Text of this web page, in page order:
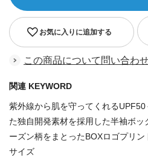
お気に入りに追加する
この商品について問い合わ
関連 KEYWORD
紫外線から肌を守ってくれる
た独自開発素材を採用した半袖ボ
ーズン柄をまとったBOXロゴプリ
サイズ